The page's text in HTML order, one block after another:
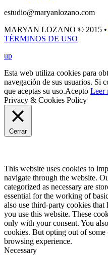
estudio@maryanlozano.com
MARYAN LOZANO © 2015 •
TÉRMINOS DE USO
up
Esta web utiliza cookies para
navegación de sus usuarios. Si
que aceptas su uso.Acepto Leer
Privacy & Cookies Policy
Cerrar
This website uses cookies to
navigate through the website.
categorized as necessary are
essential for the working of
also use third-party cookies
you use this website. These
only with your consent. You
cookies. But opting out of
browsing experience.
Necessary